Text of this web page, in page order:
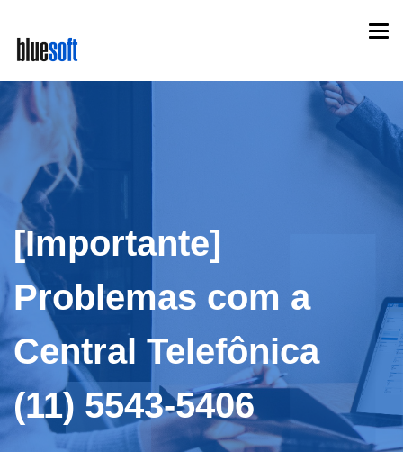
main
content
[Importante]
Problemas com a
Central Telefônica
(11) 5543-5406